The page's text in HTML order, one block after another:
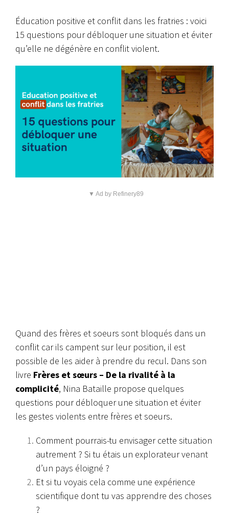
Éducation positive et conflit dans les fratries : voici
15 questions pour débloquer une situation et éviter
qu’elle ne dégénère en conflit violent.
▼ Ad by Refinery89
Quand des frères et soeurs sont bloqués dans un
conflit car ils campent sur leur position, il est
possible de les aider à prendre du recul. Dans son
livre Frères et sœurs – De la rivalité à la
complicité, Nina Bataille propose quelques
questions pour débloquer une situation et éviter
les gestes violents entre frères et soeurs.
Comment pourrais-tu envisager cette situation
autrement ? Si tu étais un explorateur venant
d’un pays éloigné ?
Et si tu voyais cela comme une expérience
scientifique dont tu vas apprendre des choses
?